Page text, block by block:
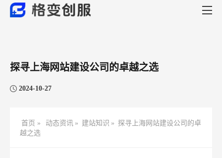
探寻上海网站建设公司的卓越之选
2024-10-27
首页 » 动态资讯 » 建站知识 » 探寻上海网站建设公司的卓
越之选